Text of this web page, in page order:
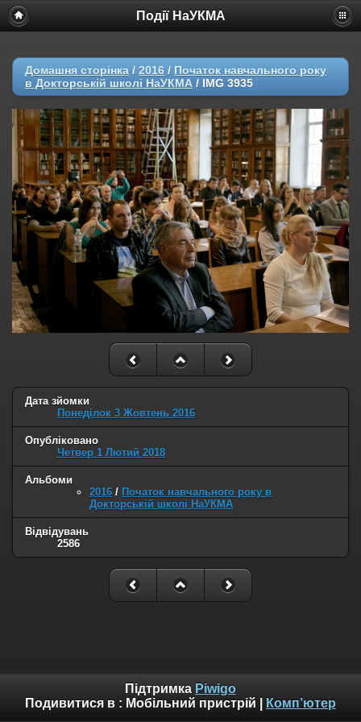
Події НаУКМА
Домашня сторінка / 2016 / Початок навчального року
в Докторській школі НаУКМА / IMG 3935
Дата зйомки
Понеділок 3 Жовтень 2016
Опубліковано
Четвер 1 Лютий 2018
Альбоми
2016 / Початок навчального року в
Докторській школі НаУКМА
Відвідувань
2586
Підтримка Piwigo
Подивитися в : Мобільний пристрій Комп’ютер